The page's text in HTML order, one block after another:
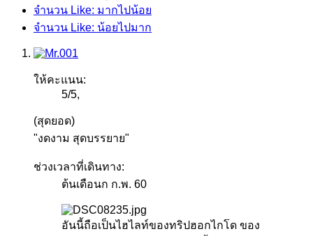
จำนวน Like: มากไปน้อย
จำนวน Like: น้อยไปมาก
ให้คะแนน:
5/5,
(สุดยอด)
"งดงาม สุดบรรยาย"
ช่วงเวลาที่เดินทาง:
ต้นเดือนก ก.พ. 60
อันนี้ถือเป็นไฮไลท์ของทริปฮอกไกโด ของ